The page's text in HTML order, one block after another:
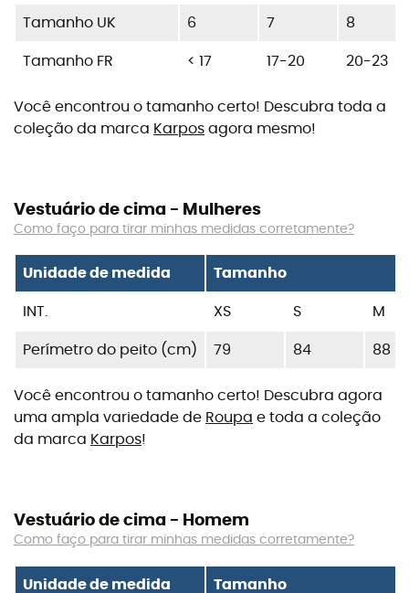
Tamanho UK 6 7 8
Tamanho FR < 17 17-20 20-23
Você encontrou o tamanho certo! Descubra toda a
coleção da marca Karpos agora mesmo!
Vestuário de cima - Mulheres
Como faço para tirar minhas medidas corretamente?
Unidade de medida Tamanho
INT. XS S M
Perímetro do peito (cm) 79 84 88
Você encontrou o tamanho certo! Descubra agora
uma ampla variedade de Roupa e toda a coleção
da marca Karpos!
Vestuário de cima - Homem
Como faço para tirar minhas medidas corretamente?
Unidade de medida Tamanho